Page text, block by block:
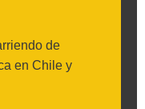
de
en Chile y